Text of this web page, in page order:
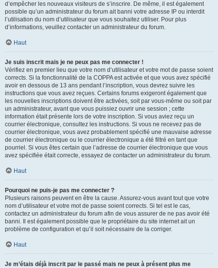
d’empêcher les nouveaux visiteurs de s’inscrire. De même, il est également
possible qu’un administrateur du forum ait banni votre adresse IP ou interdit
l’utilisation du nom d’utilisateur que vous souhaitez utiliser. Pour plus
d’informations, veuillez contacter un administrateur du forum.
Haut
Je suis inscrit mais je ne peux pas me connecter !
Vérifiez en premier lieu que votre nom d’utilisateur et votre mot de passe soient
corrects. Si la fonctionnalité de la COPPA est activée et que vous avez spécifié
avoir en dessous de 13 ans pendant l’inscription, vous devrez suivre les
instructions que vous avez reçues. Certains forums exigeront également que
les nouvelles inscriptions doivent être activées, soit par vous-même ou soit par
un administrateur, avant que vous puissiez ouvrir une session ; cette
information était présente lors de votre inscription. Si vous aviez reçu un
courrier électronique, consultez les instructions. Si vous ne recevez pas de
courrier électronique, vous avez probablement spécifié une mauvaise adresse
de courrier électronique ou le courrier électronique a été filtré en tant que
pourriel. Si vous êtes certain que l’adresse de courrier électronique que vous
avez spécifiée était correcte, essayez de contacter un administrateur du forum.
Haut
Pourquoi ne puis-je pas me connecter ?
Plusieurs raisons peuvent en être la cause. Assurez-vous avant tout que votre
nom d’utilisateur et votre mot de passe soient corrects. Si tel est le cas,
contactez un administrateur du forum afin de vous assurer de ne pas avoir été
banni. Il est également possible que le propriétaire du site internet ait un
problème de configuration et qu’il soit nécessaire de la corriger.
Haut
Je m’étais déjà inscrit par le passé mais ne peux à présent plus me